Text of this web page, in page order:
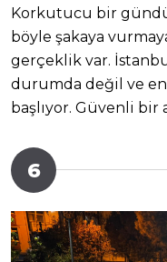
Korkutucu bir
böyle şakaya
gerçeklik var.
durumda değil ve
başlıyor. Güvenli bir
6